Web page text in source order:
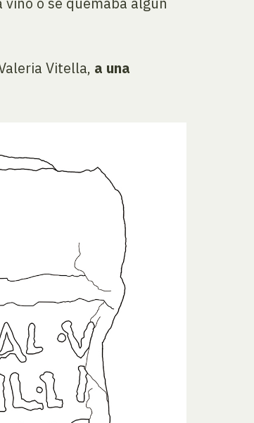
Vitella, a una